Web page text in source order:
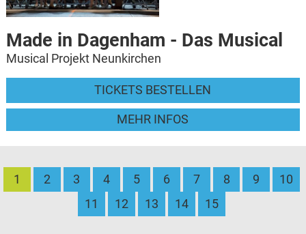
Made in Dagenham - Das Musical
Musical Projekt Neunkirchen
TICKETS BESTELLEN
MEHR INFOS
1 2 3 4 5 6 7 8 9
10
11
12 13 14 15